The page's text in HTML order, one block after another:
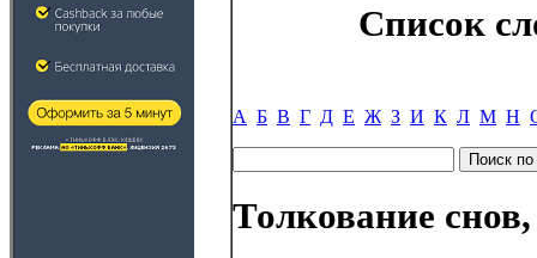
Список
А Б В Г Д Е Ж З И К Л М Н
Толкование